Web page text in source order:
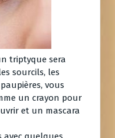
triptyque sera
sourcils, les
vous
un crayon pour
et un mascara